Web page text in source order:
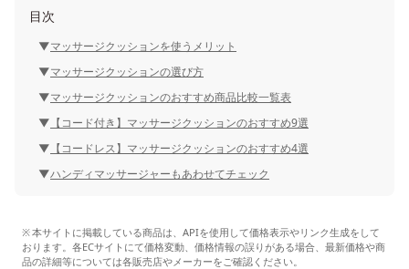
目次
マッサージクッションを使うメリット
マッサージクッションの選び方
マッサージクッションのおすすめ商品比較一覧表
【コード付き】マッサージクッションのおすすめ9選
【コードレス】マッサージクッションのおすすめ4選
ハンディマッサージャーもあわせてチェック
本サイトに掲載している商品は、APIを使用して価格表示やリンク生成をして
おります。各ECサイトにて価格変動、価格情報の誤りがある場合、最新価格や商
品の詳細等については各販売店やメーカーをご確認ください。